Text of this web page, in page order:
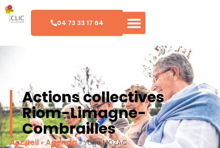
04 73 33 17 64
Actions collectives
Riom-Limagne-
Combrailles
Accueil»Agenda»Yoga MOZAC